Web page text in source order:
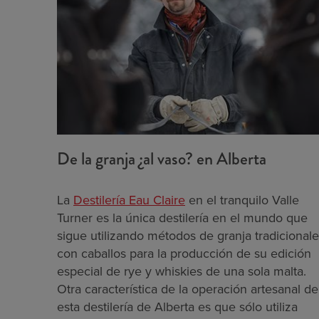
De la granja ¿al vaso? en Alberta
La Destilería Eau Claire en el tranquilo Valle
Turner es la única destilería en el mundo que
sigue utilizando métodos de granja
con caballos para la producción de su edición
especial de rye y whiskies de una sola malta.
Otra característica de la operación artesanal de
esta destilería de Alberta es que sólo utiliza